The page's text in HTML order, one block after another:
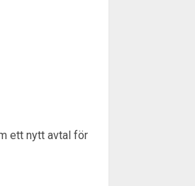
ett nytt avtal för